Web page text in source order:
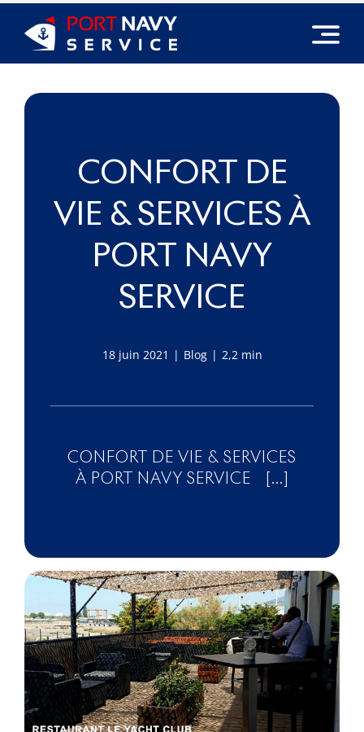
contenu
CONFORT DE
VIE & SERVICES À
PORT NAVY
SERVICE
18 juin 2021 | Blog | 2,2 min
CONFORT DE VIE & SERVICES
À PORT NAVY SERVICE [...]